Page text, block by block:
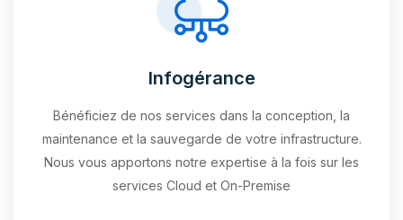
Infogérance
Bénéficiez de nos services dans la conception, la
maintenance et la sauvegarde de votre infrastructure.
Nous vous apportons notre expertise à la fois sur les
services Cloud et On-Premise